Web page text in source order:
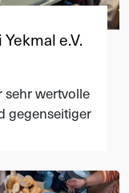
e.V.
sehr wertvolle
gegenseitiger